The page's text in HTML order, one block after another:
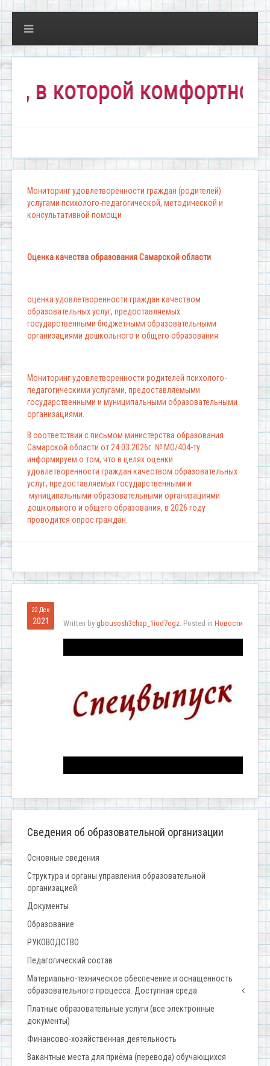
комфортно
Мониторинг удовлетворенности граждан (родителей)
услугами психолого-педагогической, методической и
консультативной помощи
Оценка качества образования Самарской области
оценка удовлетворенности граждан качеством
образовательных услуг, предоставляемых
государственными бюджетными образовательными
организациями дошкольного и общего образования
Мониторинг удовлетворенности родителей психолого-
педагогическими услугами, предоставляемыми
государственными и муниципальными образовательными
организациями.
В соответствии с письмом министерства образования
Самарской области от 24.03.2026г. № МО/404-ту
информируем о том, что в целях оценки
удовлетворенности граждан качеством образовательных
услуг, предоставляемых государственными и
муниципальными образовательными организациями
дошкольного и общего образования, в 2026 году
проводится опрос граждан.
22 Дек
2021 Written by gbousosh3chap_1iod7ogz. Posted in Новости
Сведения об образовательной организации
Основные сведения
Структура и органы управления образовательной
организацией
Документы
Образование
РУКОВОДСТВО
Педагогический состав
Материально-техническое обеспечение и оснащенность
образовательного процесса. Доступная среда
Платные образовательные услуги (все электронные
документы)
Финансово-хозяйственная деятельность
Вакантные места для приёма (перевода) обучающихся